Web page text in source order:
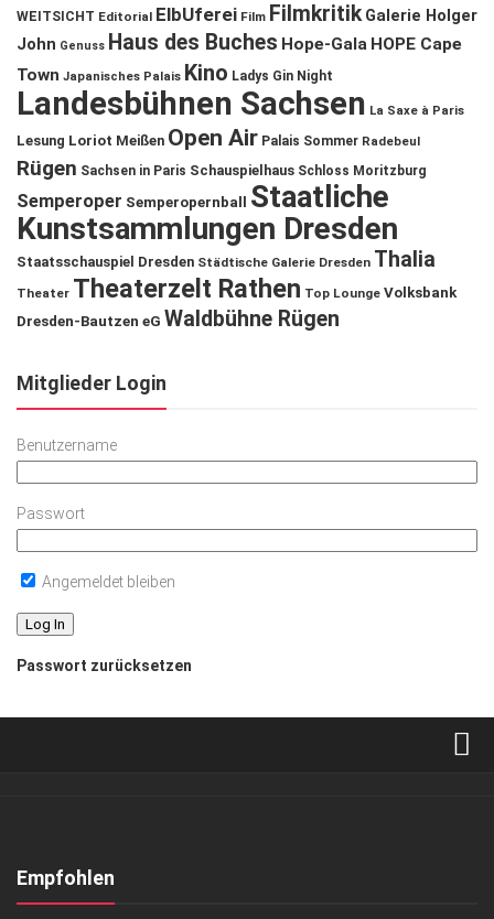
WEITSICHT Editorial ElbUferei Film Filmkritik Galerie Holger
John Genuss Haus des Buches Hope-Gala HOPE Cape
Town Japanisches Palais Kino Ladys Gin Night
Landesbühnen Sachsen La Saxe à Paris
Lesung Loriot Meißen Open Air Palais Sommer Radebeul
Rügen Sachsen in Paris Schauspielhaus Schloss Moritzburg
Semperoper Semperopernball
Staatliche
Kunstsammlungen Dresden
Staatsschauspiel Dresden Städtische Galerie Dresden Thalia
Theater Theaterzelt Rathen Top Lounge Volksbank
Dresden-Bautzen eG Waldbühne Rügen
Mitglieder Login
Benutzername
Passwort
Angemeldet bleiben
Passwort zurücksetzen
Kontakt, Impressum
Empfohlen